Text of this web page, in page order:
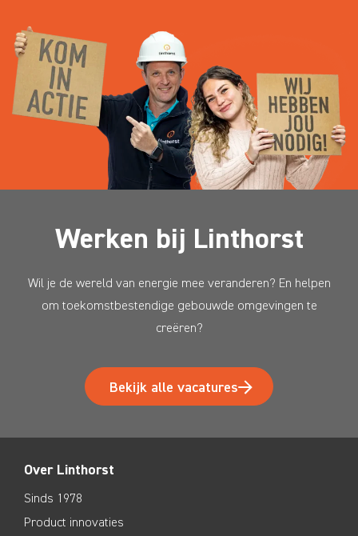
Werken bij Linthorst
Wil je de wereld van energie mee veranderen? En helpen
om toekomstbestendige gebouwde omgevingen te
creëren?
Bekijk alle vacatures
Over Linthorst
Sinds 1978
Product innovaties